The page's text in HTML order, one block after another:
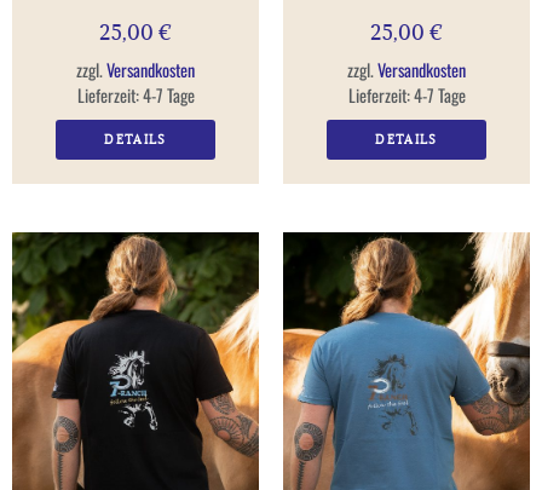
25,00 €
zzgl.Versandkosten
Lieferzeit:4-7 Tage
DETAILS
25,00 €
zzgl.Versandkosten
Lieferzeit:4-7 Tage
DETAILS